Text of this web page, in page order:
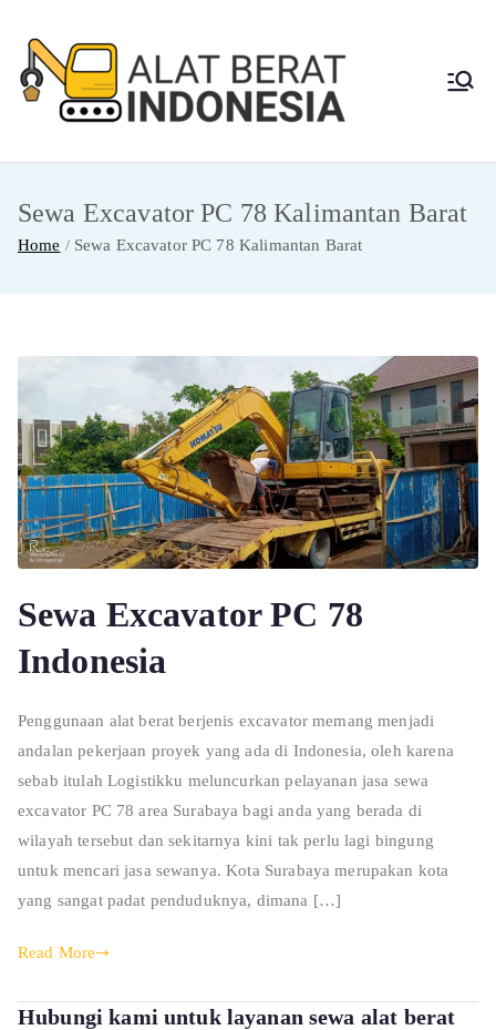
content
Berat
Indon
Jasa Sewa Alat
Sewa Excavator PC 78 Kalimantan Barat
Home Sewa Excavator PC 78 Kalimantan Barat
Sewa Excavator PC 78
Indonesia
Penggunaan alat berat berjenis excavator memang menjadi
andalan pekerjaan proyek yang ada di Indonesia, oleh karena
sebab itulah Logistikku meluncurkan pelayanan jasa sewa
excavator PC 78 area Surabaya bagi anda yang berada di
wilayah tersebut dan sekitarnya kini tak perlu lagi bingung
untuk mencari jasa sewanya. Kota Surabaya merupakan kota
yang sangat padat penduduknya, dimana […]
Read More
Hubungi kami untuk layanan sewa alat berat